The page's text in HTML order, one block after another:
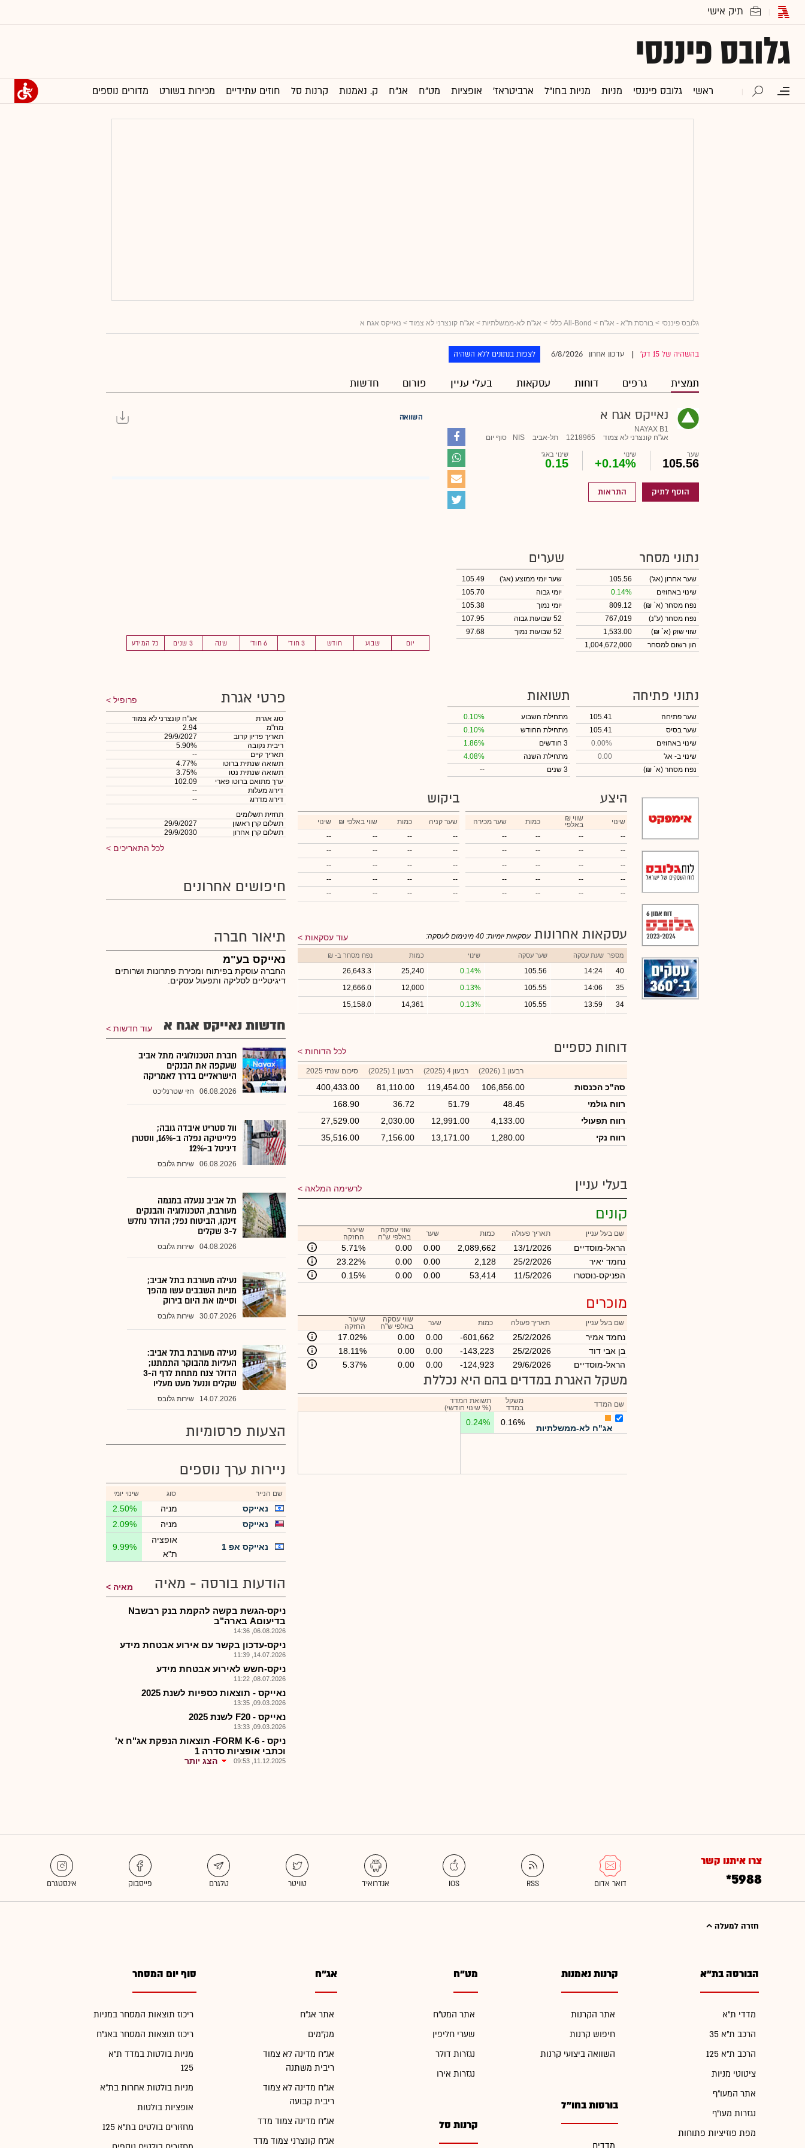
גלובס פיננסי
ראשי גלובס פיננסי מניות מניות בחו"ל ארביטראז' אופציות מט"ח אג"ח ק. נאמנות קרנות סל חוזים עתידיים מכירות בשורט מדורים נוספים
גלובס פיננסי > בורסת ת"א - אג"ח > All-Bond כללי > אג"ח לא-ממשלתיות > אג"ח קונצרני לא צמוד > נאייקס אגח א
בהשהיה של 15 דק' עדכון אחרון 6/8/2026 לצפות בנתונים ללא השהיה
תמצית גרפים דוחות עסקאות בעלי עניין פורום חדשות
נאייקס אגח א
NAYAX B1
אג"ח קונצרני לא צמוד
1218965 תל-אביב NIS סוף יום
שער
105.56
שינוי
+0.14%
שינוי באג'
0.15
הוסף לתיק התראות
השוואה
יום שבוע חודש 3 חוד' 6 חוד' שנה 3 שנים כל המידע
נתוני מסחר
שער אחרון (אג')
105.56
שינוי באחוזים
0.14%
נפח מסחר (א` ₪)
809.12
נפח מסחר (ע"נ)
767,019
שווי שוק (א` ₪)
1,533.00
הון רשום למסחר
1,004,672,000
שערים
שער יומי ממוצע (אג')
105.49
יומי גבוה
105.70
יומי נמוך
105.38
52 שבועות גבוה
107.95
52 שבועות נמוך
97.68
נתוני פתיחה
שער פתיחה
105.41
שער בסיס
105.41
שינוי באחוזים
0.00%
שינוי ב- אג'
0.00
נפח מסחר (א` ₪)
תשואות
מתחילת השבוע
0.10%
מתחילת החודש
0.10%
3 חודשים
1.86%
מתחילת השנה
4.08%
3 שנים
--
היצע
שינוי ₪ שווי
באלפי כמות
שער מכירה
--
--
--
--
--
--
--
--
--
--
--
--
--
--
--
--
--
--
--
--
ביקוש
שער קניה כמות ₪ שווי באלפי
שינוי
--
--
--
--
--
--
--
--
--
--
--
--
--
--
--
--
--
--
--
--
עסקאות אחרונות עוד עסקאות עסקאות יומיות: 40 מינימום לעסקה:
מספר שעת עסקה שער עסקה שינוי כמות נפח מסחר ב- ₪
40
14:24
105.56
0.14%
25,240
26,643.3
35
14:06
105.55
0.13%
12,000
12,666.0
34
13:59
105.55
0.13%
14,361
15,158.0
דוחות כספיים לכל הדוחות
רבעון 1 (2026) רבעון 4 (2025) רבעון 1 (2025) סיכום שנתי 2025
סה"כ הכנסות 106,856.00
119,454.00
81,110.00
400,433.00
רווח גולמי
48.45
51.79
36.72
168.90
רווח תפעולי
4,133.00
12,991.00
2,030.00
27,529.00
רווח נקי
1,280.00
13,171.00
7,156.00
35,516.00
בעלי עניין לרשימה המלאה
קונים
שם בעל עניין תאריך פעולה כמות שער
שווי עסקה
באלפי ש"ח
שיעור
החזקה
הראל-מוסדיים 13/1/2026
2,089,662
0.00
0.00
5.71%
נחמד יאיר
25/2/2026
2,128
0.00
0.00
23.22%
הפניקס-נוסטרו
11/5/2026
53,414
0.00
0.00
0.15%
מוכרים
שם בעל עניין תאריך פעולה כמות שער
שווי עסקה
באלפי ש"ח
שיעור
החזקה
נחמד אמיר 25/2/2026
-601,662
0.00
0.00
17.02%
בן אבי דוד
25/2/2026
-143,223
0.00
0.00
18.11%
הראל-מוסדיים
29/6/2026
-124,923
0.00
0.00
5.37%
משקל האגרת במדדים בהם היא נכללת
שם המדד
משקל
במדד
תשואת המדד
(% שינוי חודשי)
אג"ח לא-ממשלתיות
0.16%
0.24%
פרטי אגרת פרופיל
סוג אגרת
אג"ח קונצרני לא צמוד
מח"מ
2.94
תאריך פדיון קרוב
29/9/2027
ריבית נקובה
5.90%
תאריך קיים
--
תשואה שנתית ברוטו
4.77%
תשואה שנתית נטו
3.75%
ערך מתואם ברוטו פארי
102.09
דירוג מעלות
--
דירוג מדרוג
--
תחזית תשלומים
תשלום קרן ראשון
29/9/2027
תשלום קרן אחרון
29/9/2030
לכל התאריכים
חיפושים אחרונים
תיאור חברה
נאייקס בע"מ
החברה עוסקת בפיתוח ומכירת פתרונות ושרותים
דיגיטליים לסליקה ותפעול עסקים.
חדשות נאייקס אגח א עוד חדשות
חברת הטכנולוגיה מתל אביב
שעקפה את הבנקים
הישראליים בדרך לאמריקה
06.08.2026 חזי שטרנליכט
וול סטריט איבדה גובה;
פלייטיקה נפלה ב-16%, ווסטרן
דיגיטל ב-12%
06.08.2026 שירות גלובס
תל אביב ננעלה במגמה
מעורבת, הטכנולוגיה והבנקים
זינקו, הביטוח נפל; הדולר נחלש
ל-3 שקלים
04.08.2026 שירות גלובס
נעילה מעורבת בתל אביב;
מניות השבבים עשו מהפך
וסיימו את היום בירוק
30.07.2026 שירות גלובס
נעילה מעורבת בתל אביב:
העליות מהבוקר התמתנו;
הדולר צנח מתחת לרף ה-3
שקלים וננעל מעט מעליו
14.07.2026 שירות גלובס
הצעות פרסומיות
ניירות ערך נוספים
שם הנייר סוג שינוי יומי
נאייקס מניה
2.50%
נאייקס
מניה 2.09%
נאייקס אפ 1
אופציה
ת"א
9.99%
הודעות בורסה - מאיה מאיה
ניקס-הגשת בקשה להקמת בנק רבשבN
בדיעוםA בארה"ב
06.08.2026, 14:36
ניקס-עדכון בקשר עם אירוע אבטחת מידע
14.07.2026, 11:39
ניקס-חשש לאירוע אבטחת מידע
08.07.2026, 11:22
נאייקס - תוצאות כספיות לשנת 2025
09.03.2026, 13:35
נאייקס - F20 לשנת 2025
09.03.2026, 13:33
ניקס - FORM K-6- תוצאות הנפקת אג"ח א'
וכתבי אופציות סדרה 1
11.12.2025, 09:53 הצג יותר
צרו איתנו קשר
*5988
חזרה למעלה
הבורסה בת"א
מדדי ת"א
הרכב ת"א 35
הרכב ת"א 125
ציטוטי מניות
אתר המעו"ף
נגזרות מעו"ף
מפת פוזיציות פתוחות
קרנות נאמנות
אתר הקרנות
חיפוש קרנות
השוואה ביצועי קרנות
בורסות בחו"ל
מט"ח
אתר המט"ח
שערי חליפין
נגזרות דולר
נגזרות אירו
קרנות סל
אג"ח
אתר אג"ח
מק"מים
אג"ח מדינה לא צמוד
ריבית משתנה
אג"ח מדינה לא צמוד
ריבית קבועה
אג"ח מדינה צמוד מדד
אג"ח קונצרני צמוד מדד
סוף יום המסחר
ריכוז תוצאות המסחר במניות
ריכוז תוצאות המסחר באג"ח
מניות בולטות במדד ת"א
125
מניות בולטות אחרות בת"א
אופציות בולטות
מחזורים בולטים בת"א 125